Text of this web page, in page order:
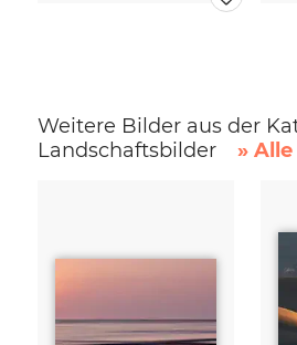
Weitere Bilder aus der
Landschaftsbilder
»